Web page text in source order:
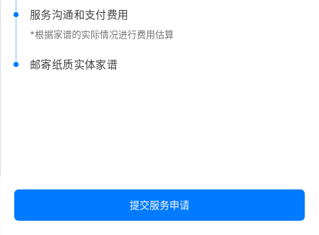
服务沟通和支付费用
*根据家谱的实际情况进行费用估算
邮寄纸质实体家谱
提交服务申请